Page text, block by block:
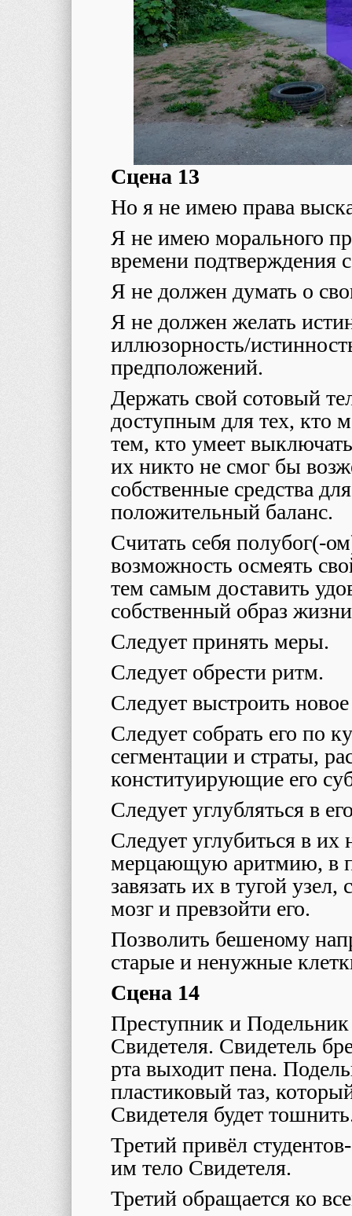
Сцена 13
Но я не имею права
Я не имею морального
времени подтверждения
Я не должен думать о
Я не должен желать
иллюзорность/
предположений.
Держать свой сотовый
доступным для тех, кто
тем, кто умеет
их никто не смог бы
собственные средства
положительный баланс.
Считать себя полубог(-
возможность осмеять
тем самым доставить
собственный образ
Следует принять меры.
Следует обрести ритм.
Следует выстроить
Следует собрать его по
сегментации и страты,
конституирующие его
Следует углубляться в
Следует углубиться в их
мерцающую аритмию, в
завязать их в тугой узел,
мозг и превзойти его.
Позволить бешеному
старые и ненужные
Сцена 14
Преступник и
Свидетеля. Свидетель
рта выходит пена.
пластиковый таз,
Свидетеля будет
Третий привёл
им тело Свидетеля.
Третий обращается ко